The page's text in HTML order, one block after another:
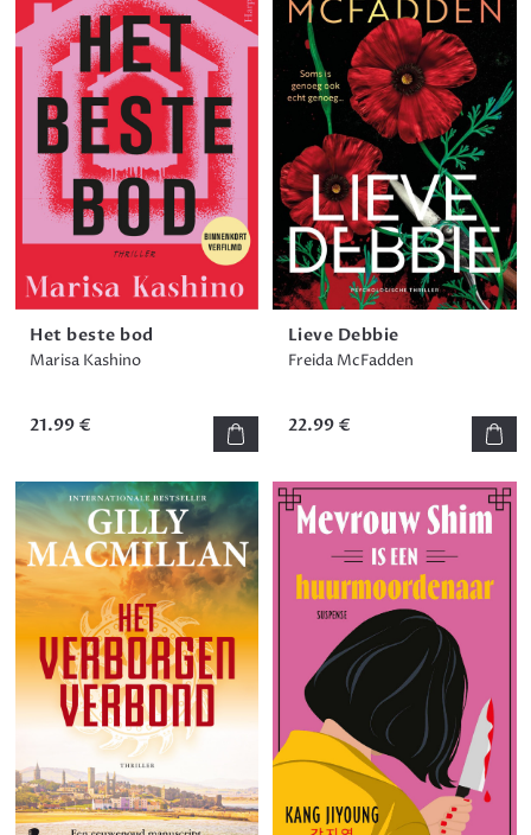
Het beste bod
Marisa Kashino
21.99 €
Lieve Debbie
Freida McFadden
22.99 €